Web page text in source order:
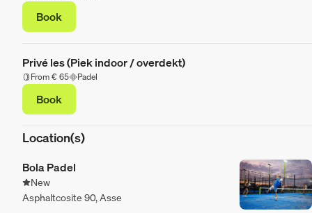
Book
Privé les (Piek indoor / overdekt)
From € 65 Padel
Book
Location(s)
Bola Padel
New
Asphaltcosite 90, Asse